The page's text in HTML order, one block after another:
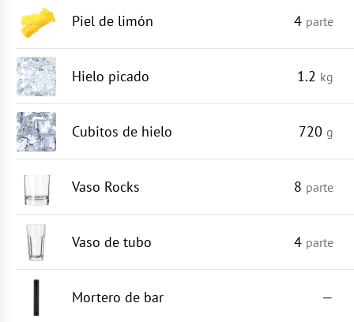
Piel de limón 4 parte
Hielo picado 1.2 kg
Cubitos de hielo 720 g
Vaso Rocks 8 parte
Vaso de tubo 4 parte
Mortero de bar —